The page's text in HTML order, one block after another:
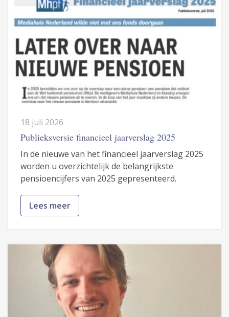
18 juli 2026
Publieksversie financieel jaarverslag 2025
In de nieuwe van het financieel jaarverslag 2025
worden u overzichtelijk de belangrijkste
pensioencijfers van 2025 gepresenteerd.
Lees meer